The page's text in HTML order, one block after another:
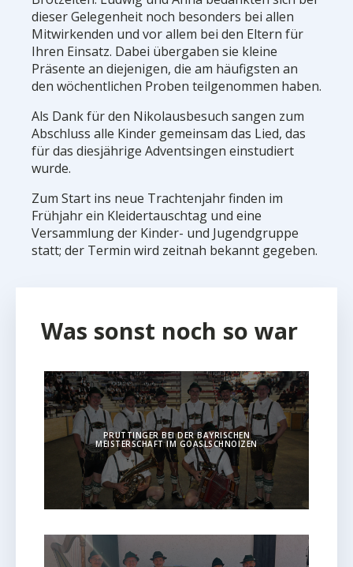
dieser Gelegenheit noch besonders bei allen
Mitwirkenden und vor allem bei den Eltern für
Ihren Einsatz. Dabei übergaben sie kleine
Präsente an diejenigen, die am häufigsten an
den wöchentlichen Proben teilgenommen haben.
Als Dank für den Nikolausbesuch sangen zum
Abschluss alle Kinder gemeinsam das Lied, das
für das diesjährige Adventsingen einstudiert
wurde.
Zum Start ins neue Trachtenjahr finden im
Frühjahr ein Kleidertauschtag und eine
Versammlung der Kinder- und Jugendgruppe
statt; der Termin wird zeitnah bekannt gegeben.
Was sonst noch so war
PRUTTINGER BEI DER BAYRISCHEN
MEISTERSCHAFT IM GOASLSCHNOIZEN